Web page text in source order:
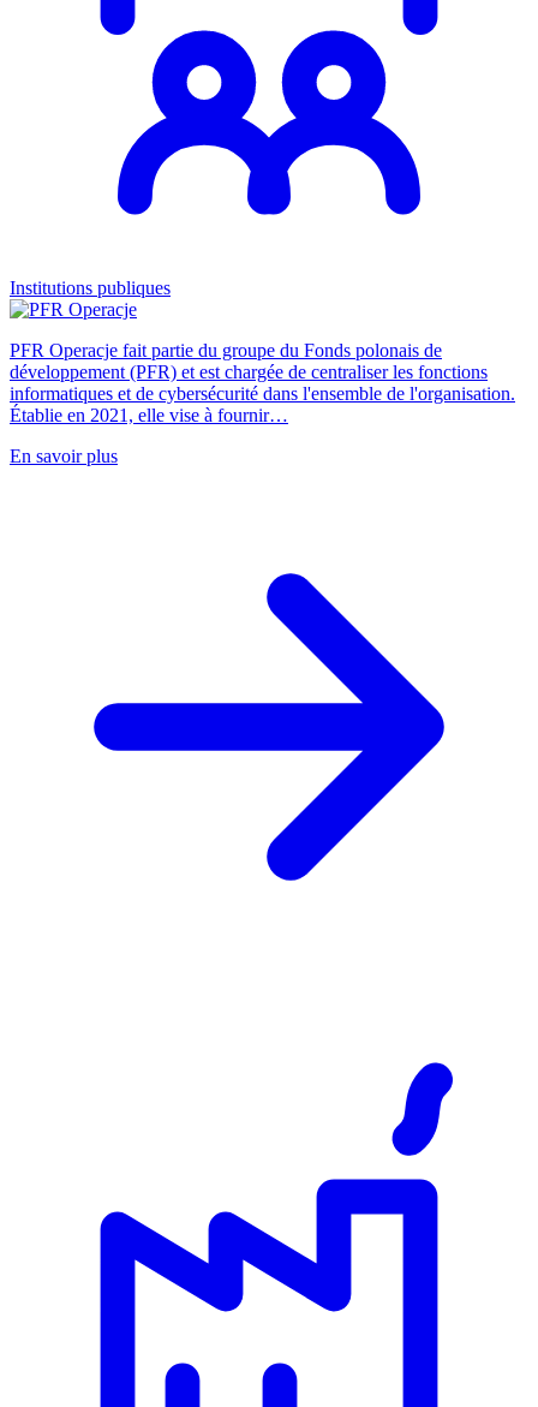
Institutions publiques
PFR Operacje fait partie du groupe du Fonds polonais de
développement (PFR) et est chargée de centraliser les fonctions
informatiques et de cybersécurité dans l'ensemble de l'organisation.
Établie en 2021, elle vise à fournir…
En savoir plus